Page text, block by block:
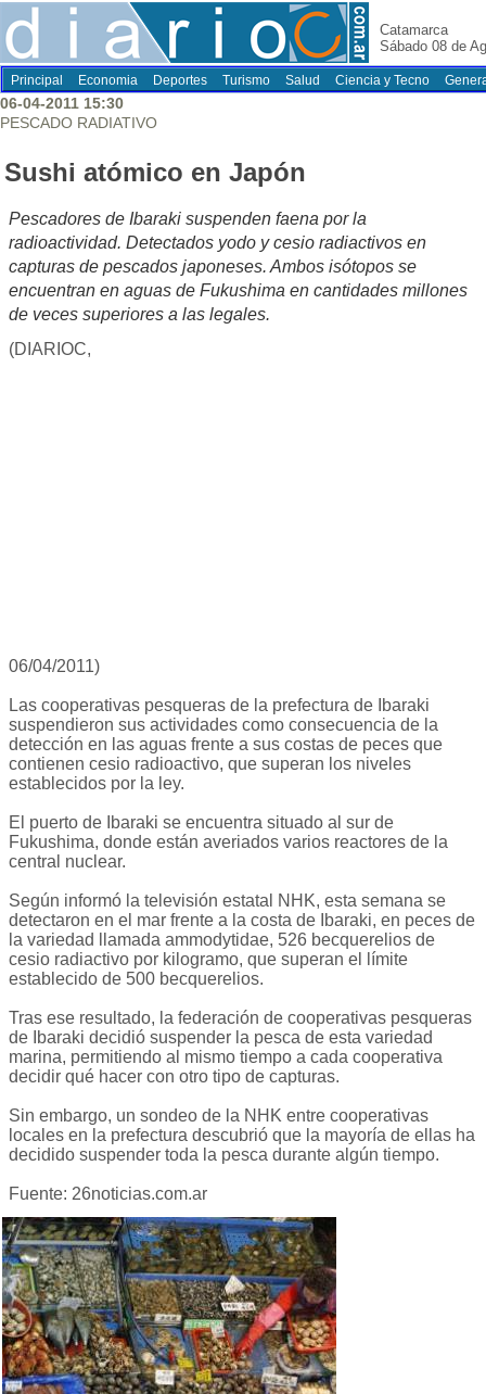
Catamarca
Sábado 08 de
Principal Economia Deportes Turismo Salud Ciencia y Tecno
06-04-2011 15:30
PESCADO RADIATIVO
Sushi atómico en Japón
Pescadores de Ibaraki suspenden faena por la
radioactividad. Detectados yodo y cesio radiactivos en
capturas de pescados japoneses. Ambos isótopos se
encuentran en aguas de Fukushima en cantidades millones
de veces superiores a las legales.
(DIARIOC,
06/04/2011)
Las cooperativas pesqueras de la prefectura de Ibaraki
suspendieron sus actividades como consecuencia de la
detección en las aguas frente a sus costas de peces que
contienen cesio radioactivo, que superan los niveles
establecidos por la ley.
El puerto de Ibaraki se encuentra situado al sur de
Fukushima, donde están averiados varios reactores de la
central nuclear.
Según informó la televisión estatal NHK, esta semana se
detectaron en el mar frente a la costa de Ibaraki, en peces de
la variedad llamada ammodytidae, 526 becquerelios de
cesio radiactivo por kilogramo, que superan el límite
establecido de 500 becquerelios.
Tras ese resultado, la federación de cooperativas pesqueras
de Ibaraki decidió suspender la pesca de esta variedad
marina, permitiendo al mismo tiempo a cada cooperativa
decidir qué hacer con otro tipo de capturas.
Sin embargo, un sondeo de la NHK entre cooperativas
locales en la prefectura descubrió que la mayoría de ellas ha
decidido suspender toda la pesca durante algún tiempo.
Fuente: 26noticias.com.ar